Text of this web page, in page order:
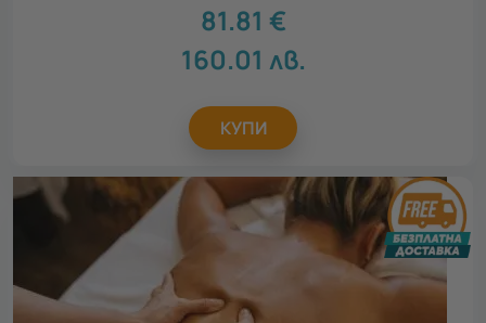
81.81 €
160.01 лв.
КУПИ